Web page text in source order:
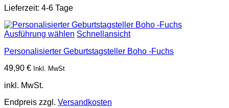
Lieferzeit: 4-6 Tage
Ausführung wählen Schnellansicht
Personalisierter Geburtstagsteller Boho -Fuchs
49,90 € Inkl. MwSt
inkl. MwSt.
Endpreis zzgl. Versandkosten